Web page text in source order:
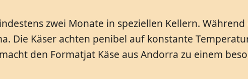
zwei Monate in speziellen Kellern.
Die Käser achten penibel auf konstante
den Formatjat Käse aus Andorra zu einem